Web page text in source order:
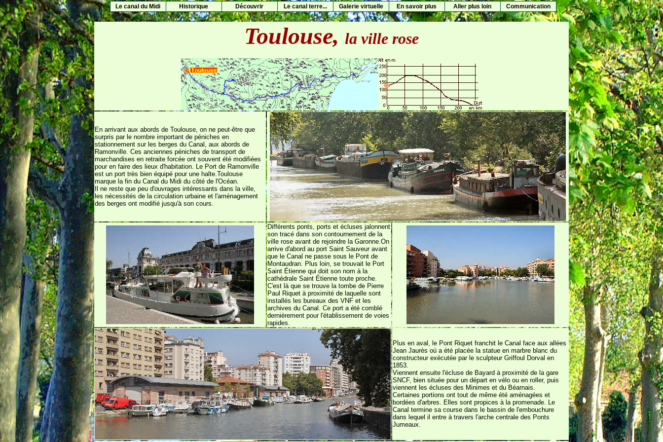
Le canal du Midi Historique Découvrir Le canal terre... Galerie virtuelle En savoir plus Aller plus loin Communication
Toulouse, la ville rose
En arrivant aux abords de Toulouse, on ne peut-être que
surpris par le nombre important de péniches en
stationnement sur les berges du Canal, aux abords de
Ramonville. Ces anciennes péniches de transport de
marchandises en retraite forcée ont souvent été modifiées
pour en faire des lieux d'habitation. Le Port de Ramonville
est un port très bien équipé pour une halte.Toulouse
marque la fin du Canal du Midi du côté de l'Océan.
Il ne reste que peu d'ouvrages intéressants dans la ville,
les nécessités de la circulation urbaine et l'aménagement
des berges ont modifié jusqu'à son cours.
Différents ponts, ports et écluses jalonnent
son tracé dans son contournement de la
ville rose avant de rejoindre la Garonne.On
arrive d'abord au port Saint Sauveur avant
que le Canal ne passe sous le Pont de
Montaudran. Plus loin, se trouvait le Port
Saint Étienne qui doit son nom à la
cathédrale Saint Étienne toute proche.
C'est là que se trouve la tombe de Pierre
Paul Riquet à proximité de laquelle sont
installés les bureaux des VNF et les
archives du Canal. Ce port a été comblé
dernièrement pour l'établissement de voies
rapides.
Plus en aval, le Pont Riquet franchit le Canal face aux allées
Jean Jaurès où a été placée la statue en marbre blanc du
constructeur exécutée par le sculpteur Griffoul Dorval en
1853.
Viennent ensuite l'écluse de Bayard à proximité de la gare
SNCF, bien située pour un départ en vélo ou en roller, puis
viennent les écluses des Minimes et du Béarnais.
Certaines portions ont tout de même été aménagées et
bordées d'arbres. Elles sont propices à la promenade. Le
Canal termine sa course dans le bassin de l'embouchure
dans lequel il entre à travers l'arche centrale des Ponts
Jumeaux.